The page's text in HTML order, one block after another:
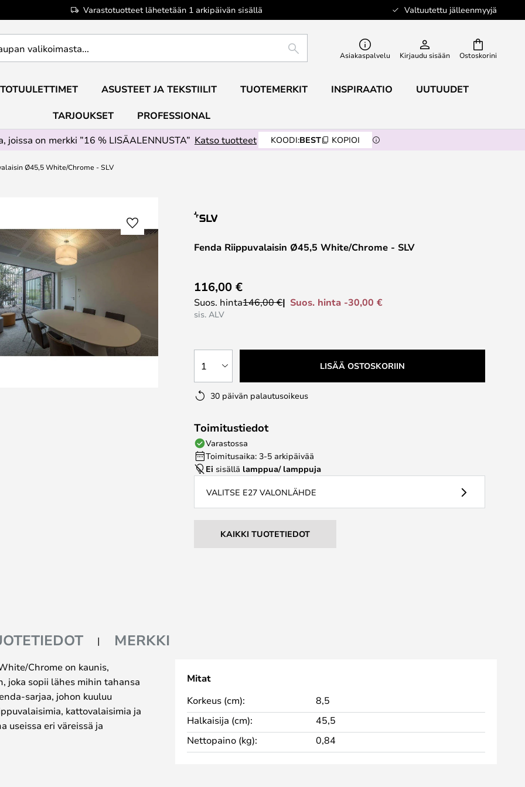
Varastotuotteet lähetetään 1 arkipäivän sisällä Valtuutettu jälleenmyyjä
Ostoskorini
ETSI Asiakaspalvelu Kirjaudu sisään
ASUSTEET JA TEKSTIILIT TUOTEMERKIT INSPIRAATIO UUTUUDET
TARJOUKSET
PROFESSIONAL
joissa on merkki ”16 % LISÄALENNUSTA” Katso tuotteet KOODI:BEST KOPIOI
Ø45,5 White/Chrome - SLV
Fenda Riippuvalaisin Ø45,5 White/Chrome - SLV
116,00 €
Suos. hinta146,00 € Suos. hinta -30,00 €
sis. ALV
1 LISÄÄ OSTOSKORIIN
30 päivän palautusoikeus
Toimitustiedot
Varastossa
Toimitusaika: 3-5 arkipäivää
Ei sisällä lamppua/ lamppuja
VALITSE E27 VALONLÄHDE
KAIKKI TUOTETIEDOT
MERKKI
Chrome on kaunis,
joka sopii lähes mihin tahansa
sarjaa, johon kuuluu
kattovalaisimia ja
useissa eri väreissä ja
- ja se on valmistettu
Mitat
Korkeus (cm):
8,5
Halkaisija (cm):
45,5
Nettopaino (kg):
0,84